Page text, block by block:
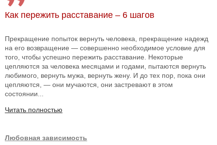
Как пережить расставание – 6 шагов
Прекращение попыток вернуть человека, прекращение надежд
на его возвращение — совершенно необходимое условие для
того, чтобы успешно пережить расставание. Некоторые
цепляются за человека месяцами и годами, пытаются вернуть
любимого, вернуть мужа, вернуть жену. И до тех пор, пока они
цепляются, — они мучаются, они застревают в этом
состоянии...
Читать полностью
Любовная зависимость